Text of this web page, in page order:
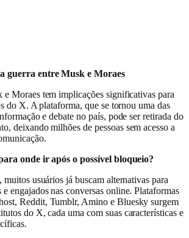
guerra entre Musk e Moraes
e Moraes tem implicações significativas para
do X. A plataforma, que se tornou uma das
e debate no país, pode ser retirada do
deixando milhões de pessoas sem acesso a
onde ir após o possível bloqueio?
muitos usuários já buscam alternativas para
engajados nas conversas online. Plataformas
Reddit, Tumblr, Amino e Bluesky surgem
do X, cada uma com suas características e